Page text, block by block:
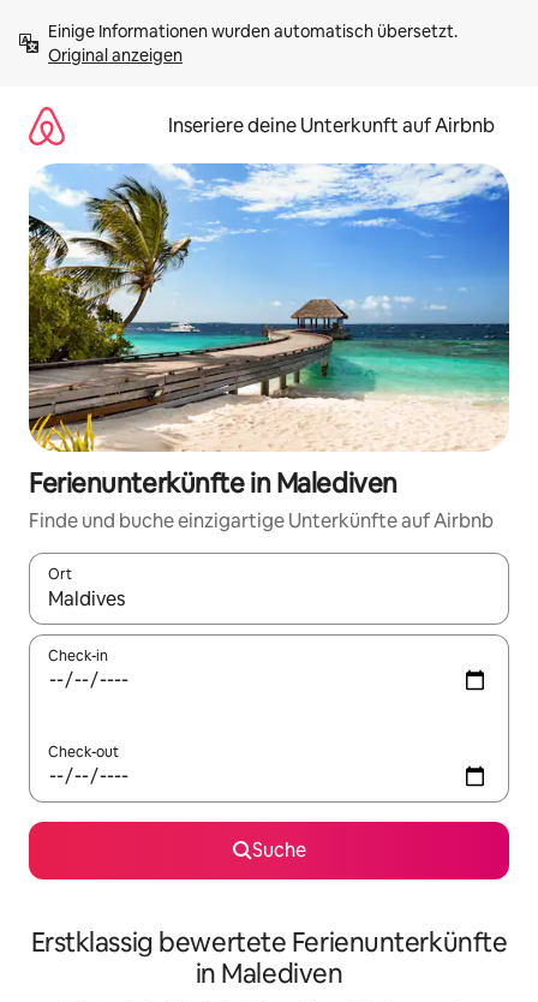
Inhalten
springenOriginal anzeigen
Inseriere deine Unterkunft auf Airbnb
Ferienunterkünfte in Malediven
Finde und buche einzigartige Unterkünfte auf Airbnb
Ort
Wenn Ergebnisse verfügbar sind, navigiere mit den
Check-in
Check-out
Suche
Erstklassig bewertete Ferienunterkünfte
in Malediven